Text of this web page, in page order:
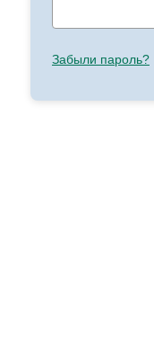
Забыли пароль?